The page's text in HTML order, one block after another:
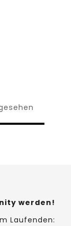
werden!
Laufenden: